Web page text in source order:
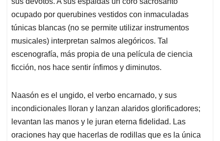
ocupado por querubines vestidos con inmaculadas
túnicas blancas (no se permite utilizar instrumentos
musicales) interpretan salmos alegóricos. Tal
escenografía, más propia de una película de ciencia
ficción, nos hace sentir ínfimos y diminutos.
Naasón es el ungido, el verbo encarnado, y sus
incondicionales lloran y lanzan alaridos glorificadores;
levantan las manos y le juran eterna fidelidad. Las
oraciones hay que hacerlas de rodillas que es la única